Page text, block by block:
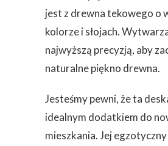
jest z drewna tekowego o
kolorze i słojach.
najwyższą precyzją, aby
naturalne piękno drewna.
Jesteśmy pewni, że ta
idealnym dodatkiem do
mieszkania. Jej